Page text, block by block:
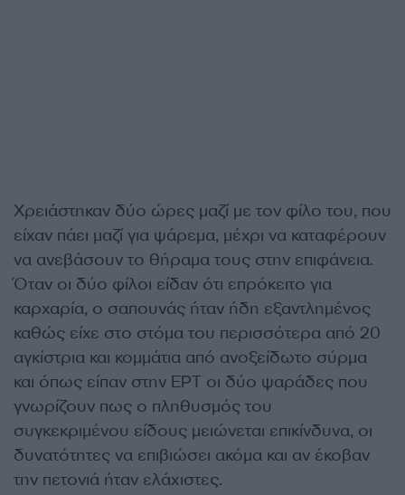
Χρειάστηκαν δύο ώρες μαζί με τον φίλο του, που
είχαν πάει μαζί για ψάρεμα, μέχρι να καταφέρουν
να ανεβάσουν το θήραμα τους στην επιφάνεια.
Όταν οι δύο φίλοι είδαν ότι επρόκειτο για
καρχαρία, ο σαπουνάς ήταν ήδη εξαντλημένος
καθώς είχε στο στόμα του περισσότερα από 20
αγκίστρια και κομμάτια από ανοξείδωτο σύρμα
και όπως είπαν στην ΕΡΤ οι δύο ψαράδες που
γνωρίζουν πως ο πληθυσμός του
συγκεκριμένου είδους μειώνεται επικίνδυνα, οι
δυνατότητες να επιβιώσει ακόμα και αν έκοβαν
την πετονιά ήταν ελάχιστες.